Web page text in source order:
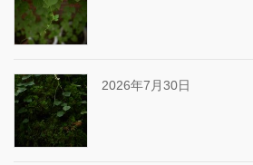
2026年7月30日